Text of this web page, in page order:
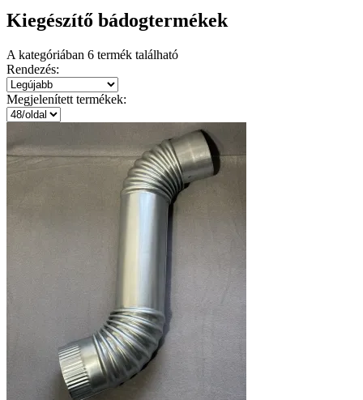
Kiegészítő bádogtermékek
A kategóriában 6 termék található
Rendezés:
Megjelenített termékek: